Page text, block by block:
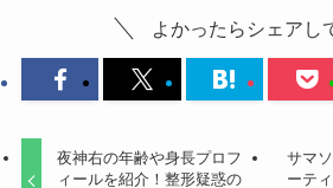
よかったらシェアし
夜神右の年齢や身長プロフ
ィールを紹介！整形疑惑の
サマ
ーテ